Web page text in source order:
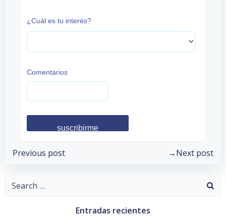
¿Cuál es tu interés?
Comentarios
Post
navigation
Previous post
navigation
Next post
Search
Entradas recientes